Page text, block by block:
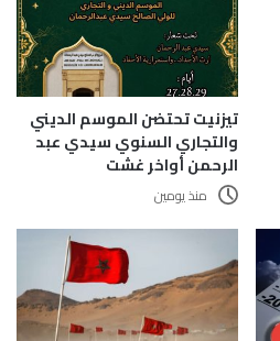
تيزنيت تحتضن الموسم الديني
والتجاري السنوي سيدي عبد
الرحمن أواخر غشت
منذ يومين